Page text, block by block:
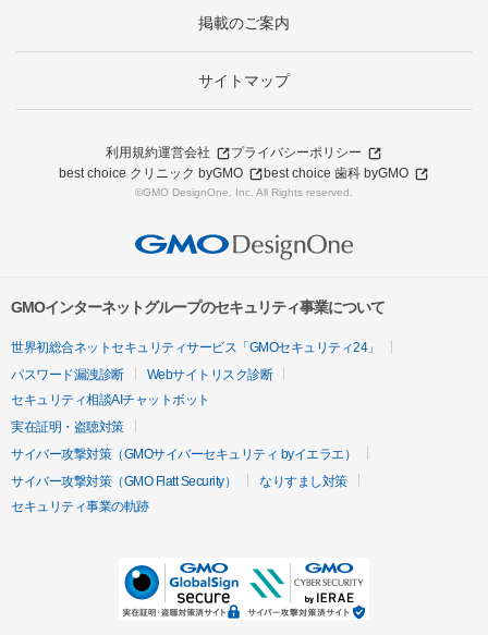
掲載のご案内
サイトマップ
利用規約運営会社
プライバシーポリシー
best choice クリニック byGMO
best choice 歯科 byGMO
©GMO DesignOne, Inc. All Rights reserved.
GMOインターネットグループのセキュリティ事業について
世界初総合ネットセキュリティサービス「GMOセキュリティ24」
パスワード漏洩診断
Webサイトリスク診断
セキュリティ相談AIチャットボット
実在証明・盗聴対策
サイバー攻撃対策（GMOサイバーセキュリティ byイエラエ）
サイバー攻撃対策（GMO Flatt Security）
なりすまし対策
セキュリティ事業の軌跡